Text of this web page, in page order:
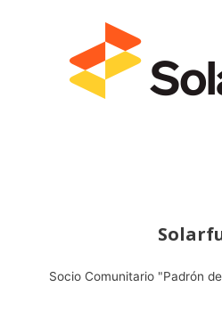
Socio Comunitario "Padrón